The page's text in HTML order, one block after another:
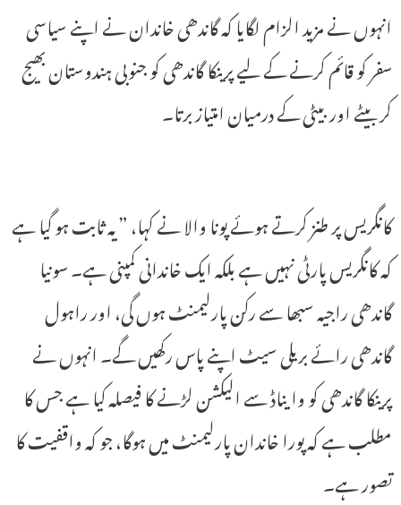
انہوں نے مزید الزام لگایا کہ گاندھی خاندان نے اپنے سیاسی
سفر کو قائم کرنے کے لیے پرینکا گاندھی کو جنوبی ہندوستان بھیج
کر بیٹے اور بیٹی کے درمیان امتیاز برتا۔
کانگریس پر طنز کرتے ہوئے پونا والا نے کہا، ”یہ ثابت ہو گیا ہے
کہ کانگریس پارٹی نہیں ہے بلکہ ایک خاندانی کمپنی ہے۔ سونیا
گاندھی راجیہ سبھا سے رکن پارلیمنٹ ہوں گی، اور راہول
گاندھی رائے بریلی سیٹ اپنے پاس رکھیں گے۔ انہوں نے
پرینکا گاندھی کو وایناڈ سے الیکشن لڑنے کا فیصلہ کیا ہے جس کا
مطلب ہے کہ پورا خاندان پارلیمنٹ میں ہوگا، جو کہ واقفیت کا
تصور ہے۔